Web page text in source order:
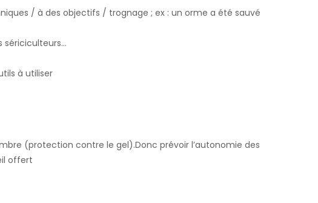
/ à des objectifs / trognage ; ex : un orme a été sauvé
sériciculteurs…
à utiliser
(protection contre le gel).Donc prévoir l’autonomie des
offert